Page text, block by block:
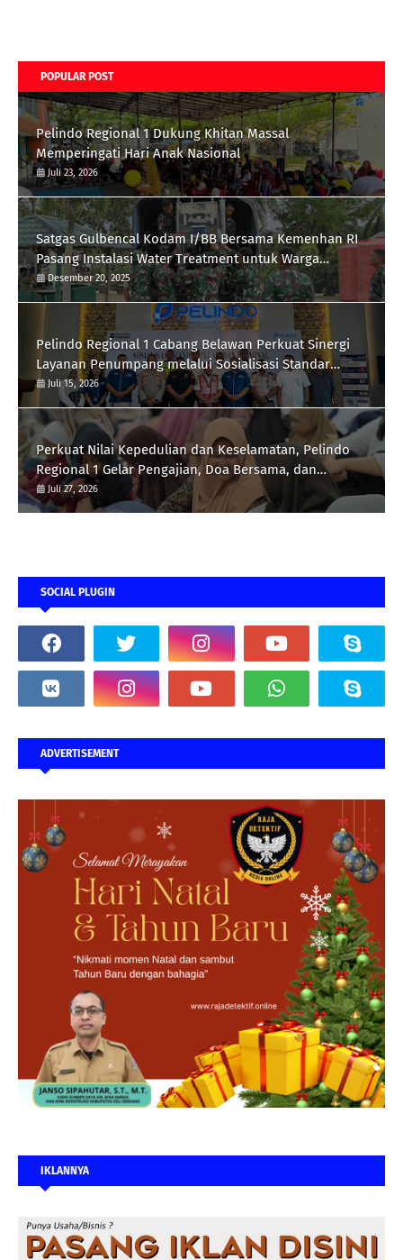
POPULAR POST
Pelindo Regional 1 Dukung Khitan Massal
Memperingati Hari Anak Nasional
Juli 23, 2026
Satgas Gulbencal Kodam I/BB Bersama Kemenhan RI
Pasang Instalasi Water Treatment untuk Warga
Kampung Lama, Kec. Besitang
Desember 20, 2025
Pelindo Regional 1 Cabang Belawan Perkuat Sinergi
Layanan Penumpang melalui Sosialisasi Standar
Pelayanan
Juli 15, 2026
Perkuat Nilai Kepedulian dan Keselamatan, Pelindo
Regional 1 Gelar Pengajian, Doa Bersama, dan
Santunan Anak Yatim Piatu
Juli 27, 2026
SOCIAL PLUGIN
ADVERTISEMENT
IKLANNYA